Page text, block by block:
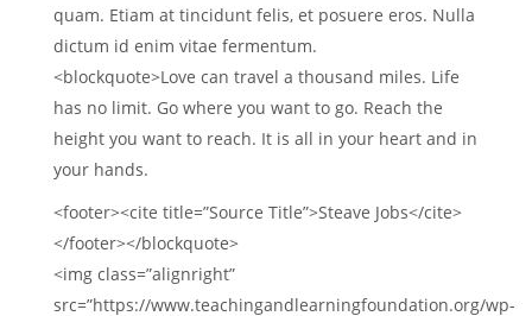
quam. Etiam at tincidunt felis, et posuere eros. Nulla
dictum id enim vitae fermentum.
<blockquote>Love can travel a thousand miles. Life
has no limit. Go where you want to go. Reach the
height you want to reach. It is all in your heart and in
your hands.
<footer><cite title=”Source Title”>Steave Jobs</cite>
</footer></blockquote>
<img class=”alignright”
src=”https://www.teachingandlearningfoundation.org/wp-